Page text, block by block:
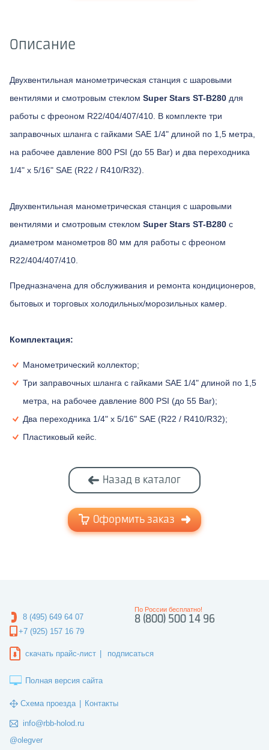
Описание
Двухвентильная манометрическая станция с шаровыми
вентилями и смотровым стеклом Super Stars ST-B280 для
работы с фреоном R22/404/407/410. В комплекте три
заправочных шланга с гайками SAE 1/4" длиной по 1,5 метра,
на рабочее давление 800 PSI (до 55 Bar) и два переходника
1/4" х 5/16" SAE (R22 / R410/R32).
Двухвентильная манометрическая станция с шаровыми
вентилями и смотровым стеклом Super Stars ST-B280 с
диаметром манометров 80 мм для работы с фреоном
R22/404/407/410.
Предназначена для обслуживания и ремонта кондиционеров,
бытовых и торговых холодильных/морозильных камер.
Комплектация:
Манометрический коллектор;
Три заправочных шланга с гайками SAE 1/4" длиной по 1,5
метра, на рабочее давление 800 PSI (до 55 Bar);
Два переходника 1/4" х 5/16" SAE (R22 / R410/R32);
Пластиковый кейс.
Назад в каталог
Оформить заказ
8 (495) 649 64 07
+7 (925) 157 16 79
8 (800) 500 14 96
По России бесплатно!
скачать прайс-лист подписаться
Полная версия сайта
Схема проезда Контакты
info@rbb-holod.ru
@olegver